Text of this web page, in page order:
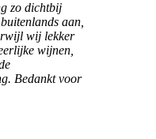
zo dichtbij
aan,
wij lekker
wijnen,
Bedankt voor